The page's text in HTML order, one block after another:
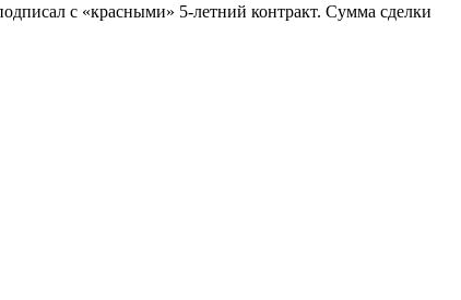
с «красными» 5-летний контракт. Сумма сделки